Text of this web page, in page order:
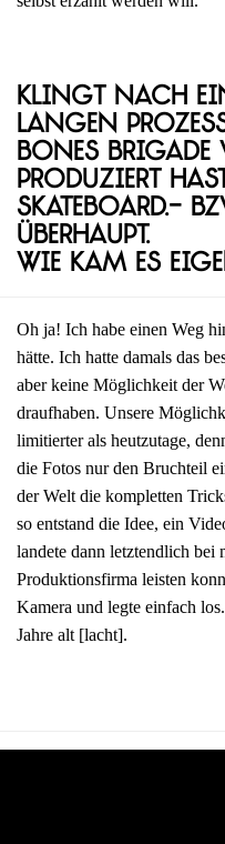
Klingt nach
langen
Bones Brigade
produziert
Skateboard.-
überhaupt.
Wie kam es
Oh ja! Ich habe einen Weg
hätte. Ich hatte damals das
aber keine Möglichkeit der
draufhaben. Unsere
limitierter als heutzutage,
die Fotos nur den Bruchteil
der Welt die kompletten
so entstand die Idee, ein
landete dann letztendlich
Produktionsfirma leisten
Kamera und legte einfach
Jahre alt [lacht].